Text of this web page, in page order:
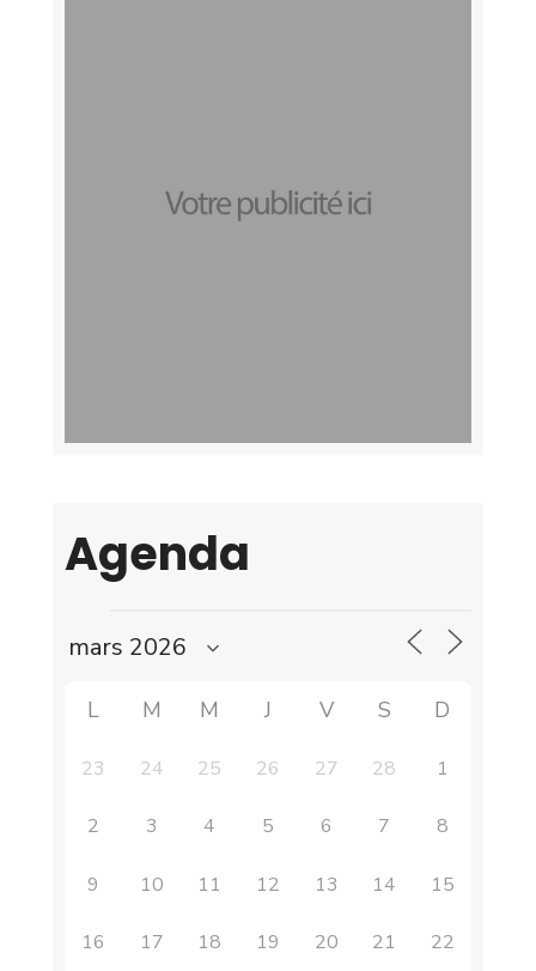
Agenda
L M M J V S D
23 24 25 26 27 28 1
2 3 4 5 6 7 8
9 10 11 12 13 14 15
16 17 18 19 20 21 22